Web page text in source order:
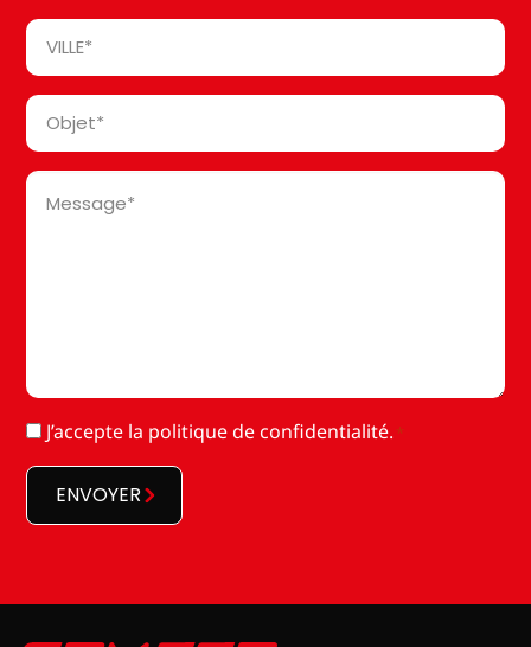
*
Ville
Objet
Message
RGPD
J’accepte la politique de confidentialité. *
ENVOYER